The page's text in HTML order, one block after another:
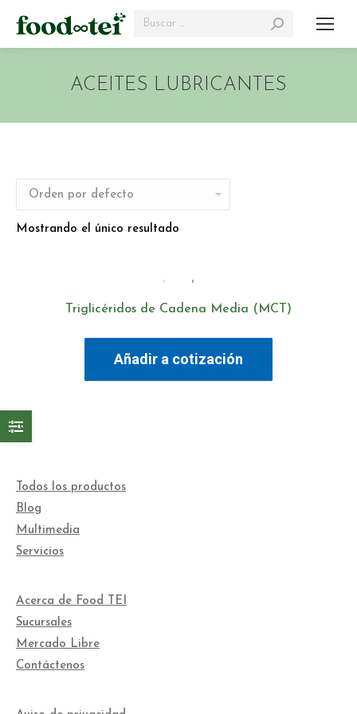
Search:
ACEITES LUBRICANTES
Mostrando el único resultado
Triglicéridos de Cadena Media (MCT)
Añadir a cotización
Todos los productos
Blog
Multimedia
Servicios
Acerca de Food TEI
Sucursales
Mercado Libre
Contáctenos